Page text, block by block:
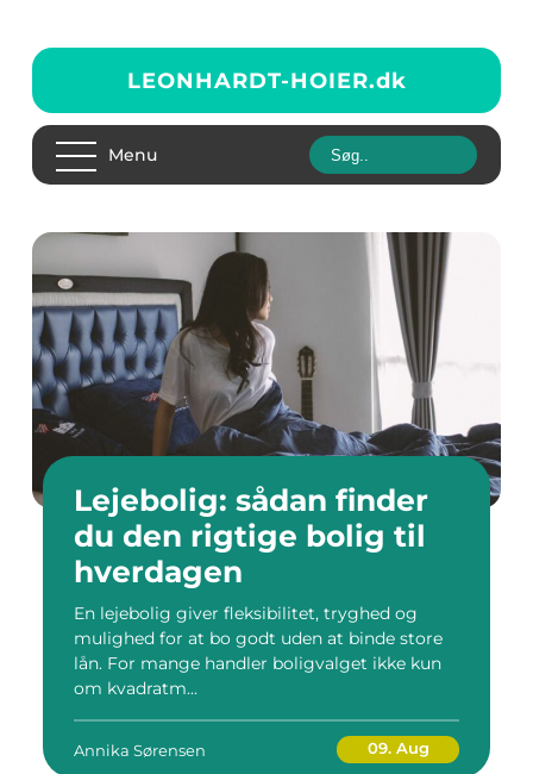
LEONHARDT-HOIER.dk
Menu
Lejebolig: sådan finder
du den rigtige bolig til
hverdagen
En lejebolig giver fleksibilitet, tryghed og
mulighed for at bo godt uden at binde store
lån. For mange handler boligvalget ikke kun
om kvadratm...
Annika Sørensen 09. Aug